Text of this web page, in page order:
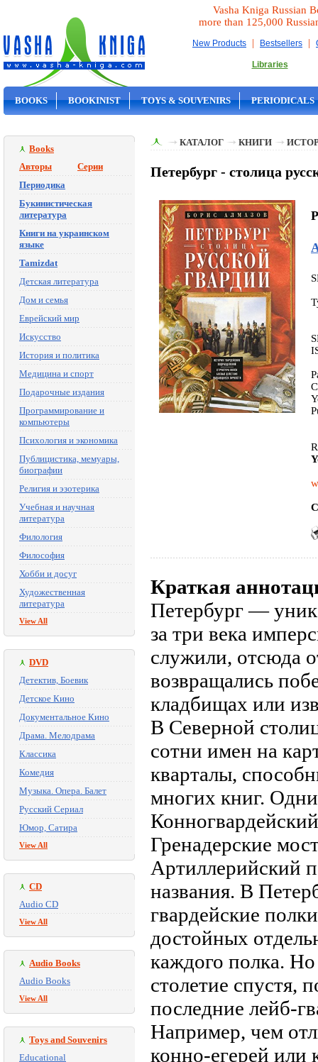
Vasha Kniga Russian
more than 125,000
New Products | Bestsellers |
Libraries
BOOKS BOOKINIST TOYS & SOUVENIRS PERIODICALS
Books
Авторы
Серии
Периодика
Букинистическая
литература
Книги на украинском
языке
Tamizdat
Детская литература
Дом и семья
Еврейский мир
Искусство
История и политика
Медицина и спорт
Подарочные издания
Программирование и
компьютеры
Психология и экономика
Публицистика, мемуары,
биографии
Религия и эзотерика
Учебная и научная
литература
Филология
Философия
Хобби и досуг
Художественная
литература
View All
DVD
Детектив, Боевик
Детское Кино
Документальное Кино
Драма. Мелодрама
Классика
Комедия
Музыка. Опера. Балет
Русский Сериал
Юмор, Сатира
View All
CD
Audio CD
View All
Audio Books
Audio Books
View All
Toys and Souvenirs
Educational
КАТАЛОГ КНИГИ
Петербург - столица
Краткая
Петербург —
за три века
служили, отсюда
возвращались
кладбищах или
В Северной
сотни имен на
кварталы,
многих книг. Одни
Гренадерские
Артиллерийский
названия. В
гвардейские
достойных
каждого полка.
столетие спустя,
последние лейб-
Например, чем
конно-егерей или